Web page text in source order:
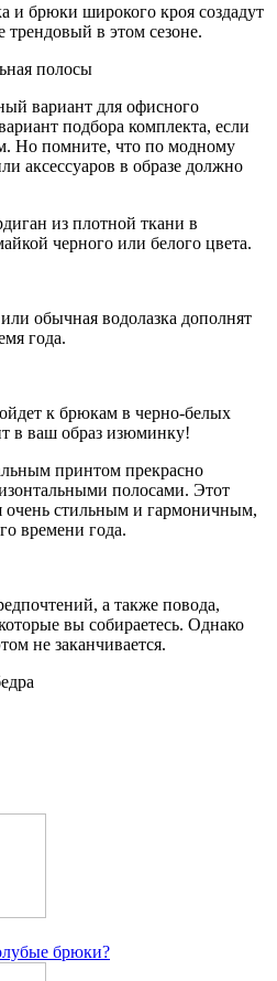
и брюки широкого кроя создадут
в этом сезоне.
полосы
вариант для офисного
подбора комплекта, если
Но помните, что по модному
аксессуаров в образе должно
из плотной ткани в
черного или белого цвета.
обычная водолазка дополнят
года.
к брюкам в черно-белых
в ваш образ изюминку!
принтом прекрасно
полосами. Этот
очень стильным и гармоничным,
времени года.
а также повода,
вы собираетесь. Однако
не заканчивается.
брюки?